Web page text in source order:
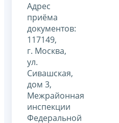
Адрес
приёма
документов:
117149,
г. Москва,
ул.
Сивашская,
дом 3,
Межрайонная
инспекции
Федеральной